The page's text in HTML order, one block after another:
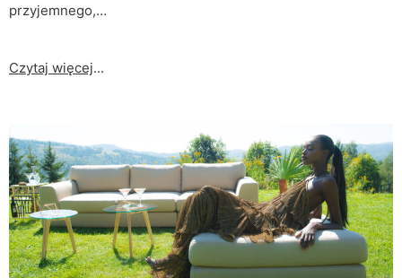
przyjemnego,…
Czytaj więcej...